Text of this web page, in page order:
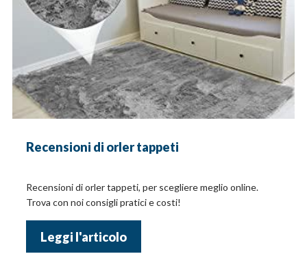
Recensioni di orler tappeti
Recensioni di orler tappeti, per scegliere meglio online.
Trova con noi consigli pratici e costi!
Leggi l'articolo